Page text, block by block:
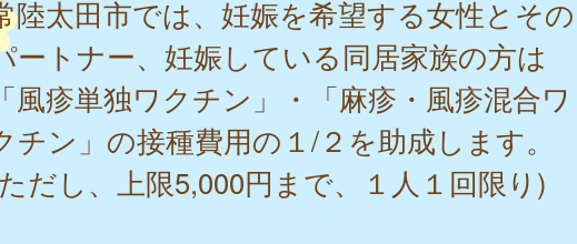
陸太田市では、妊娠を希望する女性とその
ートナー、妊娠している同居家族の方は
「風疹単独ワクチン」・「麻疹・風疹混合ワ
チン」の接種費用の１/２を助成します。
だし、上限5,000円まで、１人１回限り)